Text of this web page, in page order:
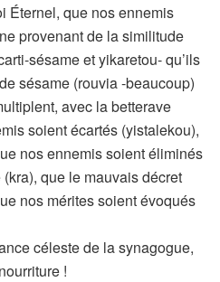
Éternel, que nos ennemis
provenant de la similitude
sésame et yikaretou- qu’ils
sésame (rouvia -beaucoup)
avec la betterave
soient écartés (yistalekou),
nos ennemis soient éliminés
que le mauvais décret
nos mérites soient évoqués
céleste de la synagogue,
!